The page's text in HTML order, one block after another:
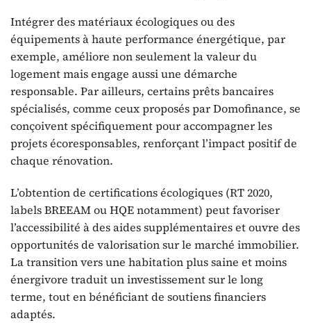
Intégrer des matériaux écologiques ou des
équipements à haute performance énergétique, par
exemple, améliore non seulement la valeur du
logement mais engage aussi une démarche
responsable. Par ailleurs, certains prêts bancaires
spécialisés, comme ceux proposés par Domofinance, se
conçoivent spécifiquement pour accompagner les
projets écoresponsables, renforçant l’impact positif de
chaque rénovation.
L’obtention de certifications écologiques (RT 2020,
labels BREEAM ou HQE notamment) peut favoriser
l’accessibilité à des aides supplémentaires et ouvre des
opportunités de valorisation sur le marché immobilier.
La transition vers une habitation plus saine et moins
énergivore traduit un investissement sur le long
terme, tout en bénéficiant de soutiens financiers
adaptés.